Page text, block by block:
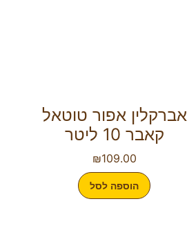
אברקלין אפור טוטאל
קאבר 10 ליטר
₪109.00
הוספה לסל